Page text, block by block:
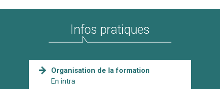
Infos pratiques
Organisation de la formation
En intra